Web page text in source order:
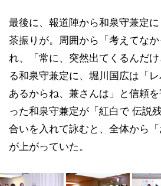
最後に、報道陣から和泉守兼定
茶振りが。周囲から「考えてな
れ、「常に、突然出てくるんだ
る和泉守兼定に、堀川国広は「
あるからね、兼さんは」と信頼
った和泉守兼定が「紅白で 伝説
合いを入れて詠むと、全体から
が上がっていた。